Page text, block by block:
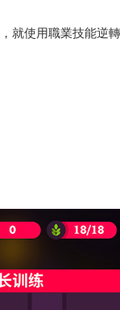
就使用職業技能逆